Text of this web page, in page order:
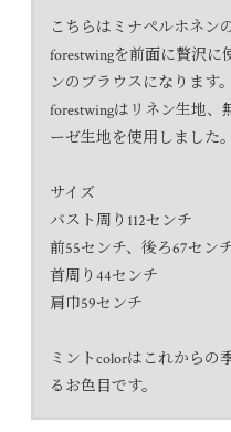
こちらはミナペルホネン
forestwingを前面に贅沢に
ンのブラウスになります。
forestwingはリネン生地
ーゼ生地を使用しました。
サイズ
バスト周り112センチ
前55センチ、後ろ67セン
首周り44センチ
肩巾59センチ
ミントcolorはこれからの
るお色目です。